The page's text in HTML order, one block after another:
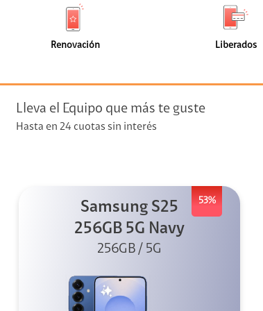
+ Telefonía
streaming
de
faceta
Renovación
(7)
faceta
Liberados
Lleva el Equipo que más te guste
Hasta en 24 cuotas sin interés
53%
Samsung S25
256GB 5G Navy
256GB / 5G